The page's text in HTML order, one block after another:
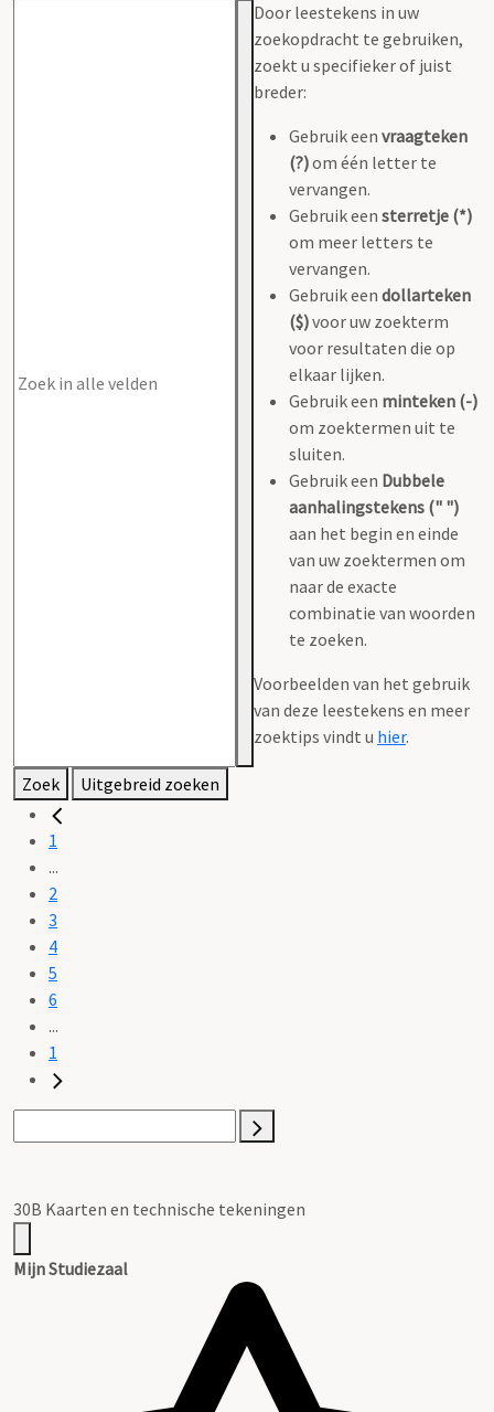
Door leestekens in uw
zoekopdracht te gebruiken,
zoekt u specifieker of juist
breder:
Gebruik een vraagteken
(?)om één letter te
vervangen.
Gebruik een sterretje (*)
om meer letters te
vervangen.
Gebruik een dollarteken
($)voor uw zoekterm
voor resultaten die op
elkaar lijken.
Gebruik een minteken (-)
om zoektermen uit te
sluiten.
Gebruik een Dubbele
aanhalingstekens (" ")
aan het begin en einde
van uw zoektermen om
naar de exacte
combinatie van woorden
te zoeken.
Voorbeelden van het gebruik
van deze leestekens en meer
zoektips vindt u hier.
Zoek Uitgebreid zoeken
1
...
2
3
4
5
6
...
1
30B Kaarten en technische tekeningen
Mijn Studiezaal